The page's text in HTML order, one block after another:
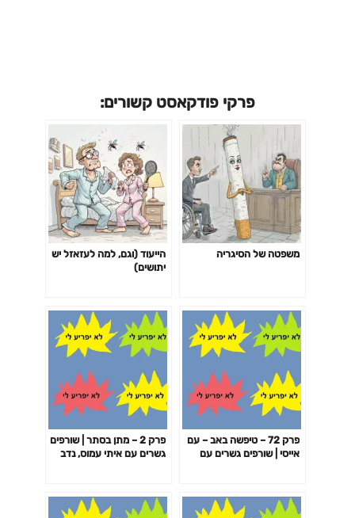
פרקי פודקאסט קשורים:
משפטה של הסיגריה
הייעוד (וגם, למה לעזאזל יש
יתושים)
פרק 72 – טיפשה באב – עם
אייסי | שורפים גשרים עם
פרק 2 – מתן בסתר | שורפים
גשרים עם איתי עמוס, נדב